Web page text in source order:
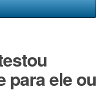
para ele ou